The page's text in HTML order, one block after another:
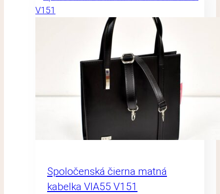
Spoločenská čierna matná
kabelka VIA55 V151